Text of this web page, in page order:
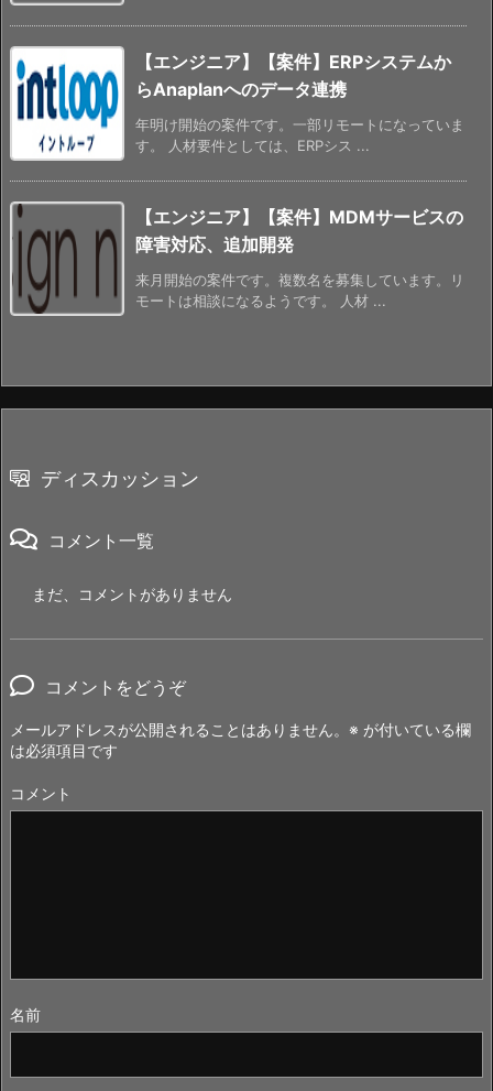
【エンジニア】【案件】ERPシステムか
らAnaplanへのデータ連携
年明け開始の案件です。一部リモートになっていま
す。 人材要件としては、ERPシス ...
【エンジニア】【案件】MDMサービスの
障害対応、追加開発
来月開始の案件です。複数名を募集しています。リ
モートは相談になるようです。 人材 ...
ディスカッション
コメント一覧
まだ、コメントがありません
コメントをどうぞ
メールアドレスが公開されることはありません。 ※ が付いている欄
は必須項目です
コメント
名前